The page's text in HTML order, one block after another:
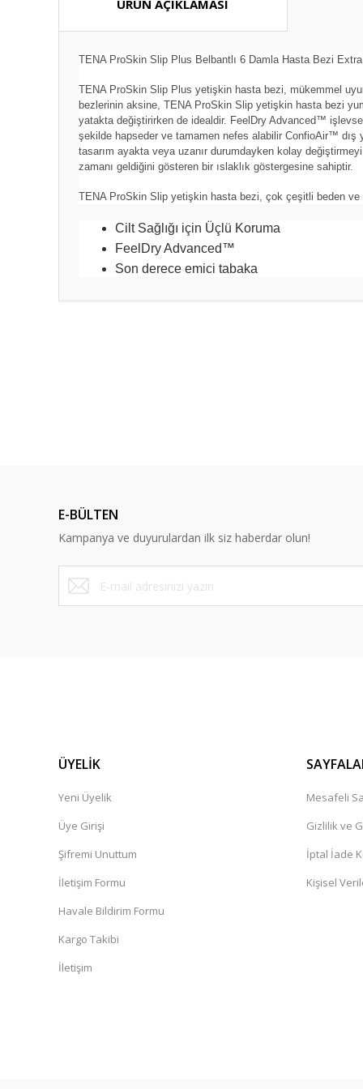
ÜRÜN AÇIKLAMASI
TENA ProSkin Slip Plus Belbantlı 6 Damla Hasta Bezi
TENA ProSkin Slip Plus yetişkin hasta bezi, mükemmel
bezlerinin aksine, TENA ProSkin Slip yetişkin hasta bezi
yatakta değiştirirken de idealdir. FeelDry Advanced™
şekilde hapseder ve tamamen nefes alabilir ConfioAir™ dış
tasarım ayakta veya uzanır durumdayken kolay
zamanı geldiğini gösteren bir ıslaklık göstergesine sahiptir.
TENA ProSkin Slip yetişkin hasta bezi, çok çeşitli beden
Cilt Sağlığı için Üçlü Koruma
FeelDry Advanced™
Son derece emici tabaka
1.575,00 TL
E-BÜLTEN
Kampanya ve duyurulardan ilk siz haberdar olun!
ÜYELİK
Yeni Üyelik
Üye Girişi
Şifremi Unuttum
İletişim Formu
Havale Bildirim Formu
Kargo Takibi
İletişim
Mesafeli
Gizlilik ve
İptal İade
Kişisel